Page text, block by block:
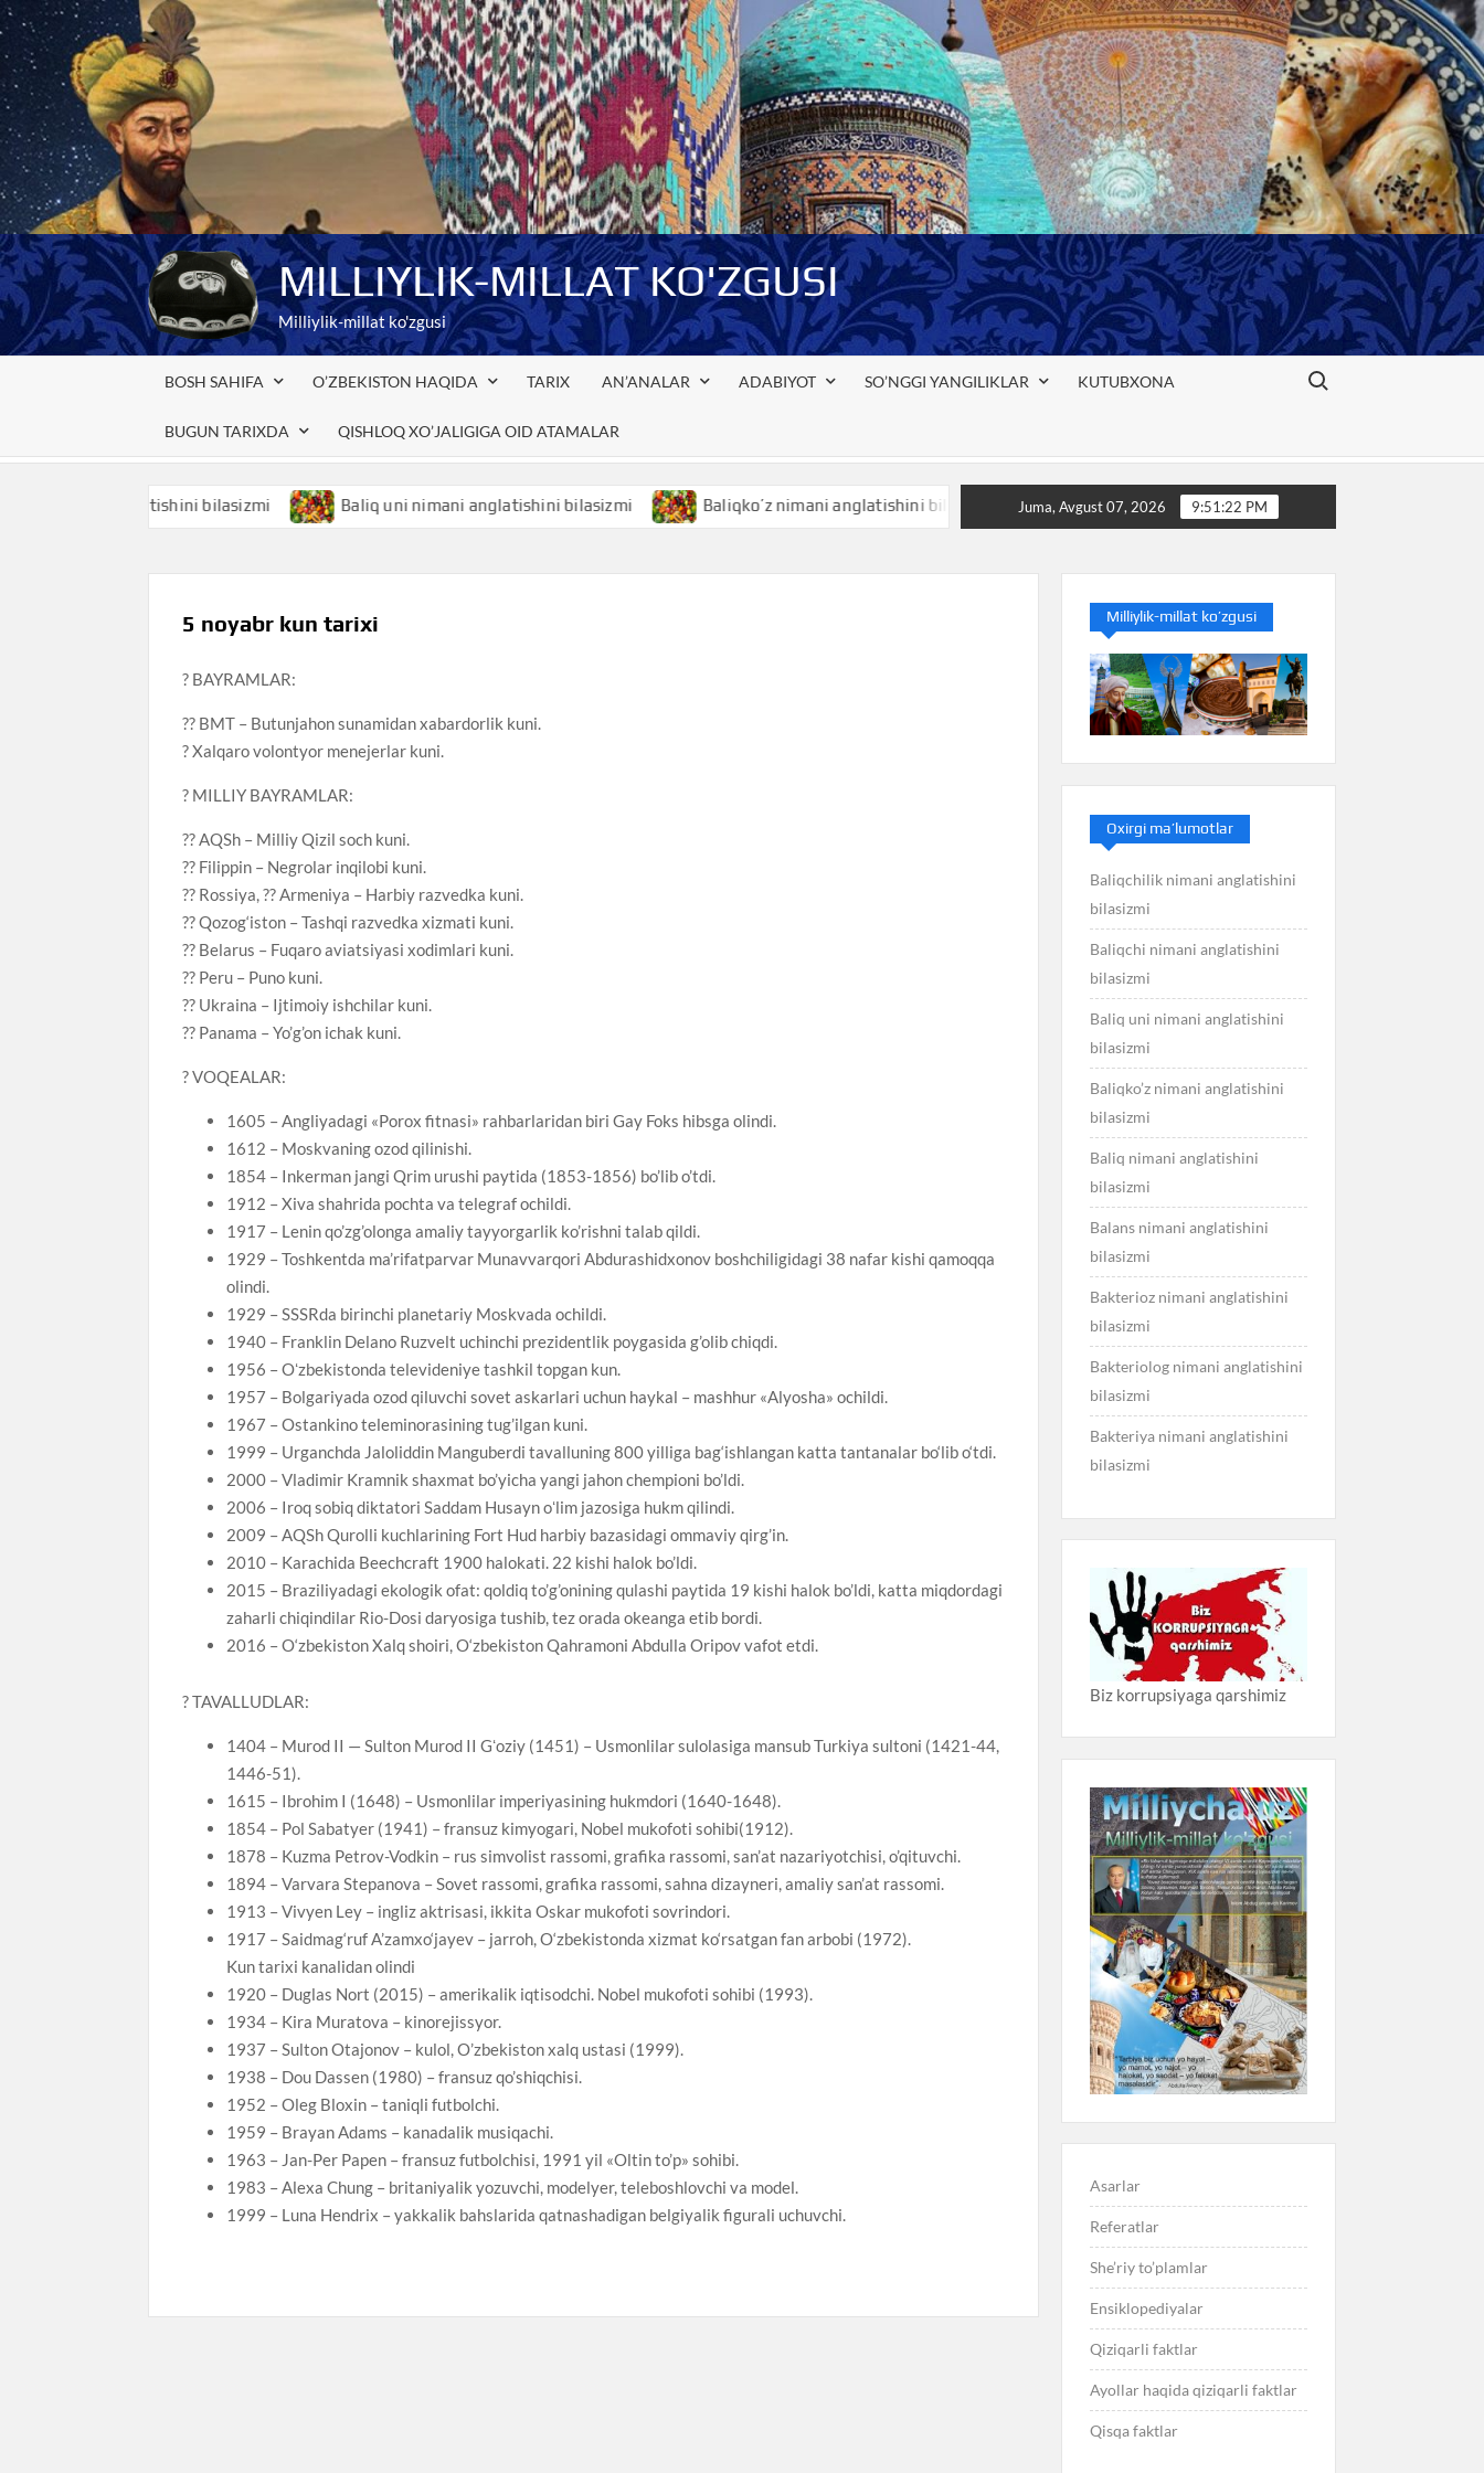
Skip
to
content
MILLIYLIK-MILLAT KO'ZGUSI
Milliylik-millat ko'zgusi
BOSH SAHIFA O’ZBEKISTON HAQIDA TARIX AN’ANALAR ADABIYOT SO’NGGI YANGILIKLAR KUTUBXONA
BUGUN TARIXDA QISHLOQ XO’JALIGIGA OID ATAMALAR
Search for:
anglatishini bilasizmi Baliq uni nimani anglatishini bilasizmi Baliqko’z nimani anglatishini bilasizmi Baliq nimani anglatishini bilasizmi
Juma, Avgust 07, 2026 9:51:22 PM
5 noyabr kun tarixi
? BAYRAMLAR:
?? BMT – Butunjahon sunamidan xabardorlik kuni.
? Xalqaro volontyor menejerlar kuni.
? MILLIY BAYRAMLAR:
?? AQSh – Milliy Qizil soch kuni.
?? Filippin – Negrolar inqilobi kuni.
?? Rossiya, ?? Armeniya – Harbiy razvedka kuni.
?? Qozog‘iston – Tashqi razvedka xizmati kuni.
?? Belarus – Fuqaro aviatsiyasi xodimlari kuni.
?? Peru – Puno kuni.
?? Ukraina – Ijtimoiy ishchilar kuni.
?? Panama – Yo’g’on ichak kuni.
? VOQEALAR:
1605 – Angliyadagi «Porox fitnasi» rahbarlaridan biri Gay Foks hibsga olindi.
1612 – Moskvaning ozod qilinishi.
1854 – Inkerman jangi Qrim urushi paytida (1853-1856) bo’lib o’tdi.
1912 – Xiva shahrida pochta va telegraf ochildi.
1917 – Lenin qo’zg’olonga amaliy tayyorgarlik ko’rishni talab qildi.
1929 – Toshkentda ma’rifatparvar Munavvarqori Abdurashidxonov boshchiligidagi 38 nafar kishi qamoqqa
olindi.
1929 – SSSRda birinchi planetariy Moskvada ochildi.
1940 – Franklin Delano Ruzvelt uchinchi prezidentlik poygasida g’olib chiqdi.
1956 – Oʻzbekistonda televideniye tashkil topgan kun.
1957 – Bolgariyada ozod qiluvchi sovet askarlari uchun haykal – mashhur «Alyosha» ochildi.
1967 – Ostankino teleminorasining tug’ilgan kuni.
1999 – Urganchda Jaloliddin Manguberdi tavalluning 800 yilliga bag‘ishlangan katta tantanalar bo‘lib o‘tdi.
2000 – Vladimir Kramnik shaxmat bo’yicha yangi jahon chempioni bo’ldi.
2006 – Iroq sobiq diktatori Saddam Husayn oʻlim jazosiga hukm qilindi.
2009 – AQSh Qurolli kuchlarining Fort Hud harbiy bazasidagi ommaviy qirg’in.
2010 – Karachida Beechcraft 1900 halokati. 22 kishi halok bo’ldi.
2015 – Braziliyadagi ekologik ofat: qoldiq to’g’onining qulashi paytida 19 kishi halok bo’ldi, katta miqdordagi
zaharli chiqindilar Rio-Dosi daryosiga tushib, tez orada okeanga etib bordi.
2016 – O‘zbekiston Xalq shoiri, O‘zbekiston Qahramoni Abdulla Oripov vafot etdi.
? TAVALLUDLAR:
1404 – Murod II — Sulton Murod II Gʻoziy (1451) – Usmonlilar sulolasiga mansub Turkiya sultoni (1421-44,
1446-51).
1615 – Ibrohim I (1648) – Usmonlilar imperiyasining hukmdori (1640-1648).
1854 – Pol Sabatyer (1941) – fransuz kimyogari, Nobel mukofoti sohibi(1912).
1878 – Kuzma Petrov-Vodkin – rus simvolist rassomi, grafika rassomi, san’at nazariyotchisi, o’qituvchi.
1894 – Varvara Stepanova – Sovet rassomi, grafika rassomi, sahna dizayneri, amaliy san’at rassomi.
1913 – Vivyen Ley – ingliz aktrisasi, ikkita Oskar mukofoti sovrindori.
1917 – Saidmag‘ruf A’zamxo‘jayev – jarroh, O‘zbekistonda xizmat ko‘rsatgan fan arbobi (1972).
Kun tarixi kanalidan olindi
1920 – Duglas Nort (2015) – amerikalik iqtisodchi. Nobel mukofoti sohibi (1993).
1934 – Kira Muratova – kinorejissyor.
1937 – Sulton Otajonov – kulol, O’zbekiston xalq ustasi (1999).
1938 – Dou Dassen (1980) – fransuz qo’shiqchisi.
1952 – Oleg Bloxin – taniqli futbolchi.
1959 – Brayan Adams – kanadalik musiqachi.
1963 – Jan-Per Papen – fransuz futbolchisi, 1991 yil «Oltin to’p» sohibi.
1983 – Alexa Chung – britaniyalik yozuvchi, modelyer, teleboshlovchi va model.
1999 – Luna Hendrix – yakkalik bahslarida qatnashadigan belgiyalik figurali uchuvchi.
Milliylik-millat ko’zgusi
Oxirgi ma’lumotlar
Baliqchilik nimani anglatishini
bilasizmi
Baliqchi nimani anglatishini
bilasizmi
Baliq uni nimani anglatishini
bilasizmi
Baliqko’z nimani anglatishini
bilasizmi
Baliq nimani anglatishini
bilasizmi
Balans nimani anglatishini
bilasizmi
Bakterioz nimani anglatishini
bilasizmi
Bakteriolog nimani anglatishini
bilasizmi
Bakteriya nimani anglatishini
bilasizmi
Biz korrupsiyaga qarshimiz
Asarlar
Referatlar
She’riy to’plamlar
Ensiklopediyalar
Qiziqarli faktlar
Ayollar haqida qiziqarli faktlar
Qisqa faktlar